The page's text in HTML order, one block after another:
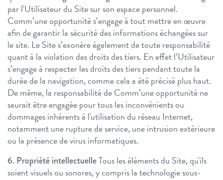
par l'Utilisateur du Site sur son espace personnel.
Comm’une opportunité s’engage à tout mettre en œuvre
afin de garantir la sécurité des informations échangées sur
le site. Le Site s’exonère également de toute responsabilité
quant à la violation des droits des tiers. En effet l’Utilisateur
s’engage à respecter les droits des tiers pendant toute la
durée de la navigation, comme cela a été précisé plus haut.
De même, la responsabilité de Comm’une opportunité ne
saurait être engagée pour tous les inconvénients ou
dommages inhérents à l'utilisation du réseau Internet,
notamment une rupture de service, une intrusion extérieure
ou la présence de virus informatiques.
6. Propriété intellectuelleTous les éléments du Site, qu'ils
soient visuels ou sonores, y compris la technologie sous-